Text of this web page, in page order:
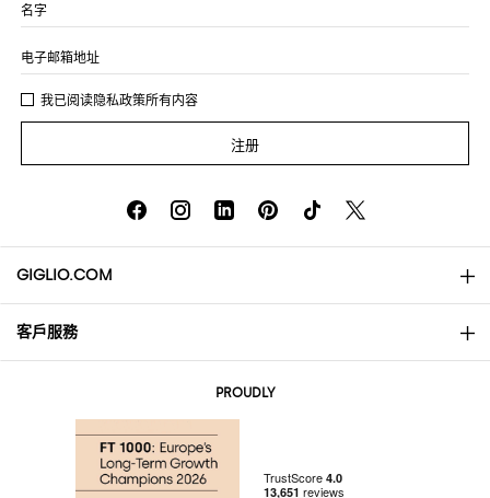
名字
电子邮箱地址
我已阅读隐私政策所有内容
注册
GIGLIO.COM
About
客戶服務
PROUDLY